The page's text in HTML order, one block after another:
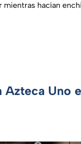
mientras hacían
Azteca Uno